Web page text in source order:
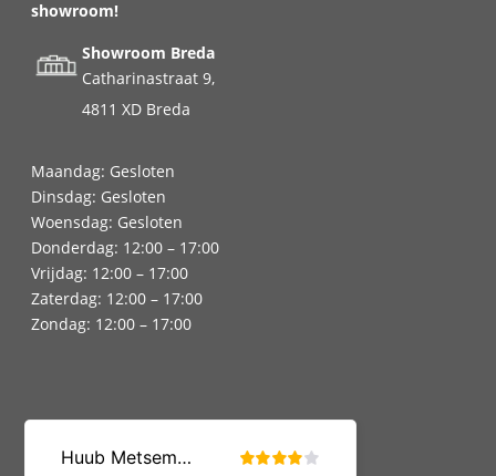
showroom!
Showroom Breda
Catharinastraat 9,
4811 XD Breda
Maandag: Gesloten
Dinsdag: Gesloten
Woensdag: Gesloten
Donderdag: 12:00 – 17:00
Vrijdag: 12:00 – 17:00
Zaterdag: 12:00 – 17:00
Zondag: 12:00 – 17:00